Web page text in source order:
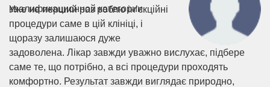
квалификационной категории
Уже не перший раз роблю ін’єкційні
процедури саме в цій клініці, і
щоразу залишаюся дуже
задоволена. Лікар завжди уважно вислухає, підбере
саме те, що потрібно, а всі процедури проходять
комфортно. Результат завжди виглядає природно,